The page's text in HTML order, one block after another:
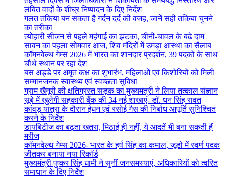
लंबित वादों के शीघ्र निष्पादन के दिए निर्देश
गलत तकिया बन सकता है गर्दन दर्द की वजह, जानें सही तकिया चुनने
का तरीका
त्योहारी सीजन से पहले महंगाई का झटका, चीनी-चावल के बढ़े दाम
सावन का पहला सोमवार आज, शिव मंदिरों में उमड़ा आस्था का सैलाब
कॉमनवेल्थ गेम्स 2026 में भारत का शानदार प्रदर्शन, 39 पदकों के साथ
चौथे स्थान पर रहा देश
बस अड्डे पर अमृत कक्ष का शुभारंभ, महिलाओं एवं किशोरियों को मिली
सम्मानजनक स्वास्थ्य एवं स्वच्छता सुविधा
ग्राम खैनूरी की क्षतिग्रस्त सड़क का मुख्यमंत्री ने लिया तत्काल संज्ञान
सूबे में खुलेगी सहकारी बैंक की 34 नई शाखाएं- डाॅ. धन सिंह रावत
कांवड़ यात्रा के दौरान ईंधन एवं रसोई गैस की निर्बाध आपूर्ति सुनिश्चित
करने के निर्देश
डायबिटीज का बढ़ता खतरा, मिठाई ही नहीं, ये आदतें भी बना सकती हैं
मरीज
कॉमनवेल्थ गेम्स 2026- भारत के हर्ष सिंह का कमाल, जूडो में स्वर्ण पदक
जीतकर बनाया नया रिकॉर्ड
मुख्यमंत्री पुष्कर सिंह धामी ने सुनीं जनसमस्याएं, अधिकारियों को त्वरित
समाधान के दिए निर्देश